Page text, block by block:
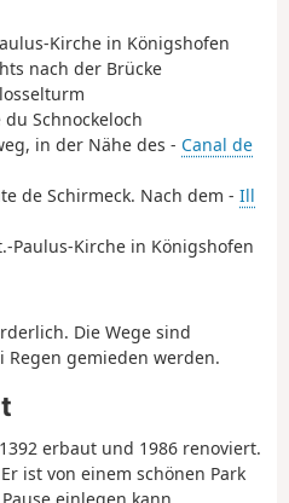
Kirche in Königshofen
nach der Brücke
Schnockeloch
in der Nähe des - Canal de
de Schirmeck. Nach dem - Ill
Paulus-Kirche in Königshofen
Die Wege sind
gemieden werden.
erbaut und 1986 renoviert.
ist von einem schönen Park